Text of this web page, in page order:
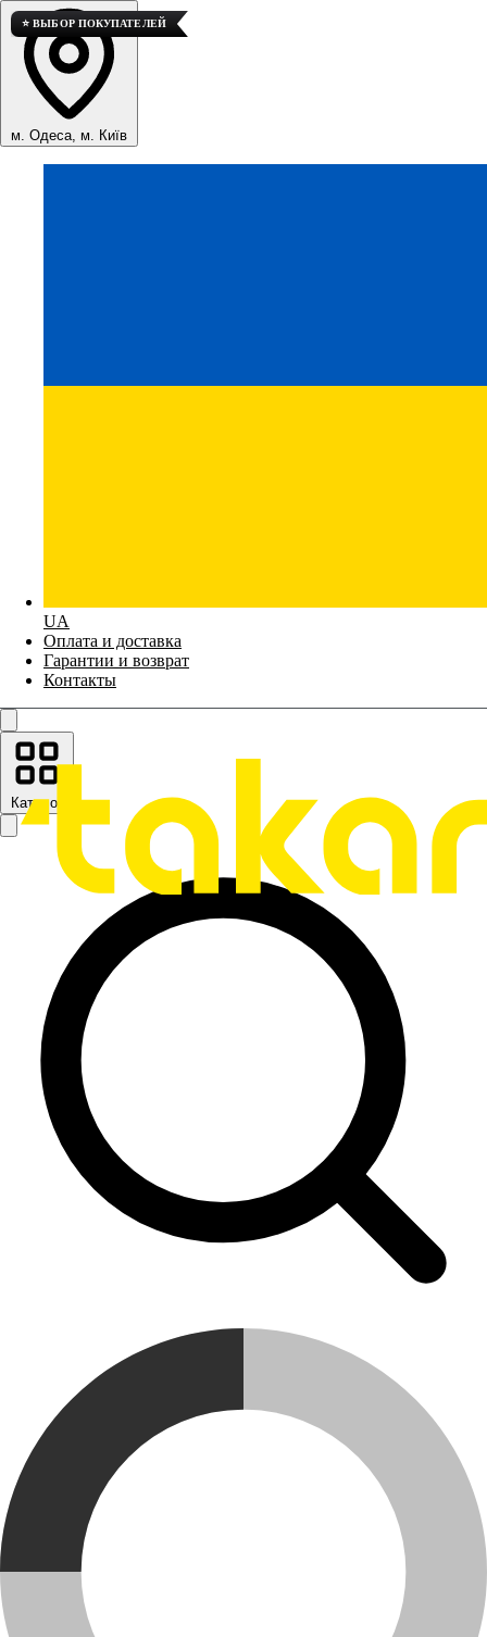
м. Одеса, м. Київ
UA
Оплата и доставка
Гарантии и возврат
Контакты
Каталог
⭐ ВЫБОР ПОКУПАТЕЛЕЙ